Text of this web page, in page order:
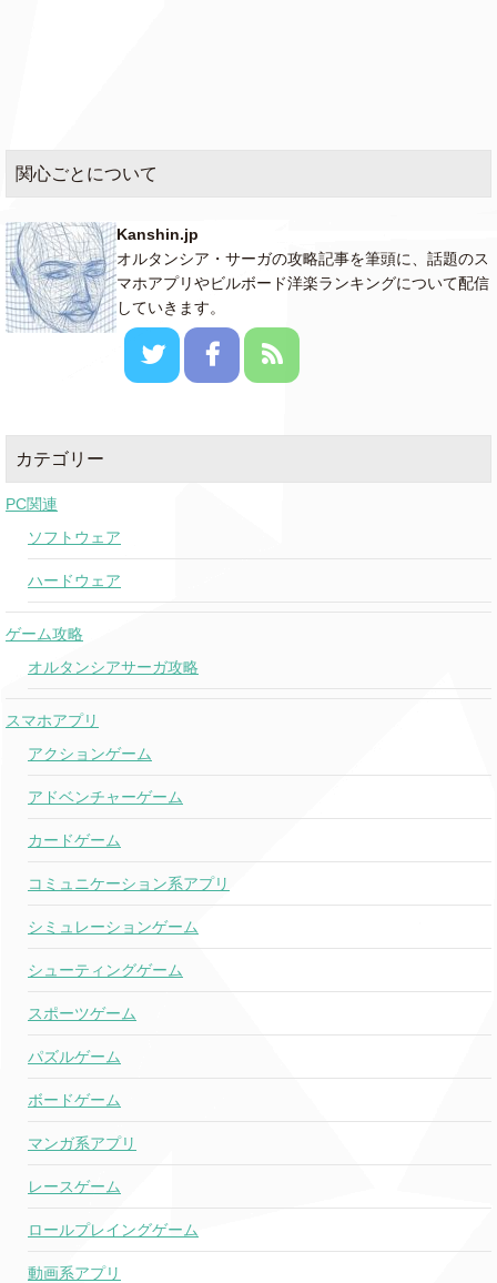
関心ごとについて
Kanshin.jp
オルタンシア・サーガの攻略記事を筆頭に、話題のス
マホアプリやビルボード洋楽ランキングについて配信
していきます。
カテゴリー
PC関連
ソフトウェア
ハードウェア
ゲーム攻略
オルタンシアサーガ攻略
スマホアプリ
アクションゲーム
アドベンチャーゲーム
カードゲーム
コミュニケーション系アプリ
シミュレーションゲーム
シューティングゲーム
スポーツゲーム
パズルゲーム
ボードゲーム
マンガ系アプリ
レースゲーム
ロールプレイングゲーム
動画系アプリ